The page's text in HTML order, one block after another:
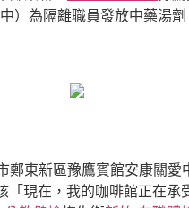
）為隔離職員發放中藥湯
鄭東新區豫鷹賓館安康關愛
「現在，我的咖啡館正在承